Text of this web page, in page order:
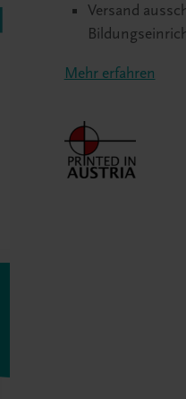
Versand
Mehr erfahren